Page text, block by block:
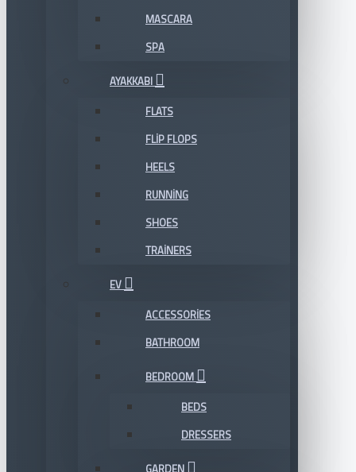
MASCARA
SPA
AYAKKABI
FLATS
FLIP FLOPS
HEELS
RUNNING
SHOES
TRAINERS
EV
ACCESSORIES
BATHROOM
BEDROOM
BEDS
DRESSERS
GARDEN